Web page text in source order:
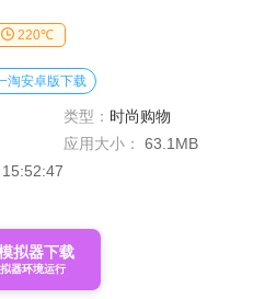
220℃
淘安卓版下载
类型： 时尚购物
应用大小：
63.1MB
拟器下载
器环境运行